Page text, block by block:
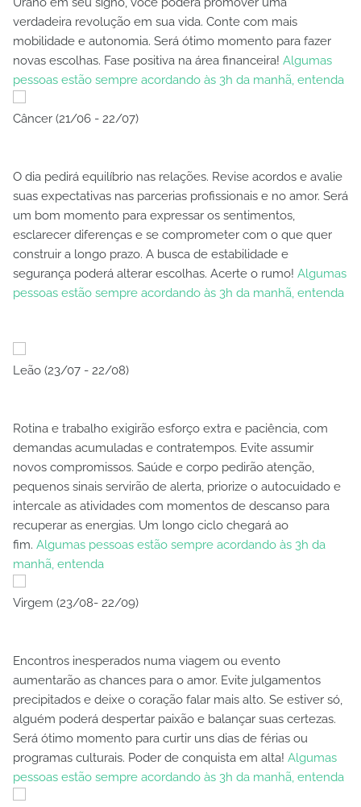
verdadeira revolução em sua vida. Conte com mais
mobilidade e autonomia. Será ótimo momento para fazer
novas escolhas. Fase positiva na área financeira! Algumas
pessoas estão sempre acordando às 3h da manhã, entenda
Câncer (21/06 - 22/07)
O dia pedirá equilíbrio nas relações. Revise acordos e avalie
suas expectativas nas parcerias profissionais e no amor. Será
um bom momento para expressar os sentimentos,
esclarecer diferenças e se comprometer com o que quer
construir a longo prazo. A busca de estabilidade e
segurança poderá alterar escolhas. Acerte o rumo! Algumas
pessoas estão sempre acordando às 3h da manhã, entenda
Leão (23/07 - 22/08)
Rotina e trabalho exigirão esforço extra e paciência, com
demandas acumuladas e contratempos. Evite assumir
novos compromissos. Saúde e corpo pedirão atenção,
pequenos sinais servirão de alerta, priorize o autocuidado e
intercale as atividades com momentos de descanso para
recuperar as energias. Um longo ciclo chegará ao
fim. Algumas pessoas estão sempre acordando às 3h da
manhã, entenda
Virgem (23/08- 22/09)
Encontros inesperados numa viagem ou evento
aumentarão as chances para o amor. Evite julgamentos
precipitados e deixe o coração falar mais alto. Se estiver só,
alguém poderá despertar paixão e balançar suas certezas.
Será ótimo momento para curtir uns dias de férias ou
programas culturais. Poder de conquista em alta! Algumas
pessoas estão sempre acordando às 3h da manhã, entenda